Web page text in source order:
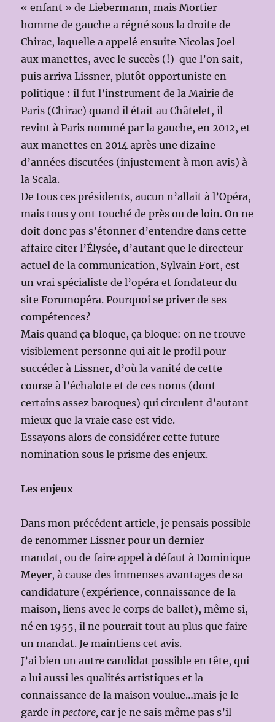
« enfant » de Liebermann, mais Mortier
homme de gauche a régné sous la droite de
Chirac, laquelle a appelé ensuite Nicolas Joel
aux manettes, avec le succès (!) que l’on sait,
puis arriva Lissner, plutôt opportuniste en
politique : il fut l’instrument de la Mairie de
Paris (Chirac) quand il était au Châtelet, il
revint à Paris nommé par la gauche, en 2012, et
aux manettes en 2014 après une dizaine
d’années discutées (injustement à mon avis) à
la Scala.
De tous ces présidents, aucun n’allait à l’Opéra,
mais tous y ont touché de près ou de loin. On ne
doit donc pas s’étonner d’entendre dans cette
affaire citer l’Élysée, d’autant que le directeur
actuel de la communication, Sylvain Fort, est
un vrai spécialiste de l’opéra et fondateur du
site Forumopéra. Pourquoi se priver de ses
compétences?
Mais quand ça bloque, ça bloque: on ne trouve
visiblement personne qui ait le profil pour
succéder à Lissner, d’où la vanité de cette
course à l’échalote et de ces noms (dont
certains assez baroques) qui circulent d’autant
mieux que la vraie case est vide.
Essayons alors de considérer cette future
nomination sous le prisme des enjeux.
Les enjeux
Dans mon précédent article, je pensais possible
de renommer Lissner pour un dernier
mandat, ou de faire appel à défaut à Dominique
Meyer, à cause des immenses avantages de sa
candidature (expérience, connaissance de la
maison, liens avec le corps de ballet), même si,
né en 1955, il ne pourrait tout au plus que faire
un mandat. Je maintiens cet avis.
J’ai bien un autre candidat possible en tête, qui
a lui aussi les qualités artistiques et la
connaissance de la maison voulue…mais je le
garde in pectore,car je ne sais même pas s’il